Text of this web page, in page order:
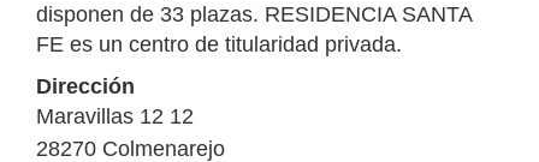
disponen de 33 plazas. RESIDENCIA SANTA
FE es un centro de titularidad privada.
Dirección
Maravillas 12 12
28270 Colmenarejo